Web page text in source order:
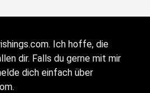
Ich hoffe, die
dir. Falls du gerne mit mir
dich einfach über